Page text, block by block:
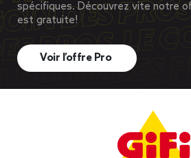
spécifiques. Découvrez vite notre
est gratuite!
Voir l’offre Pro